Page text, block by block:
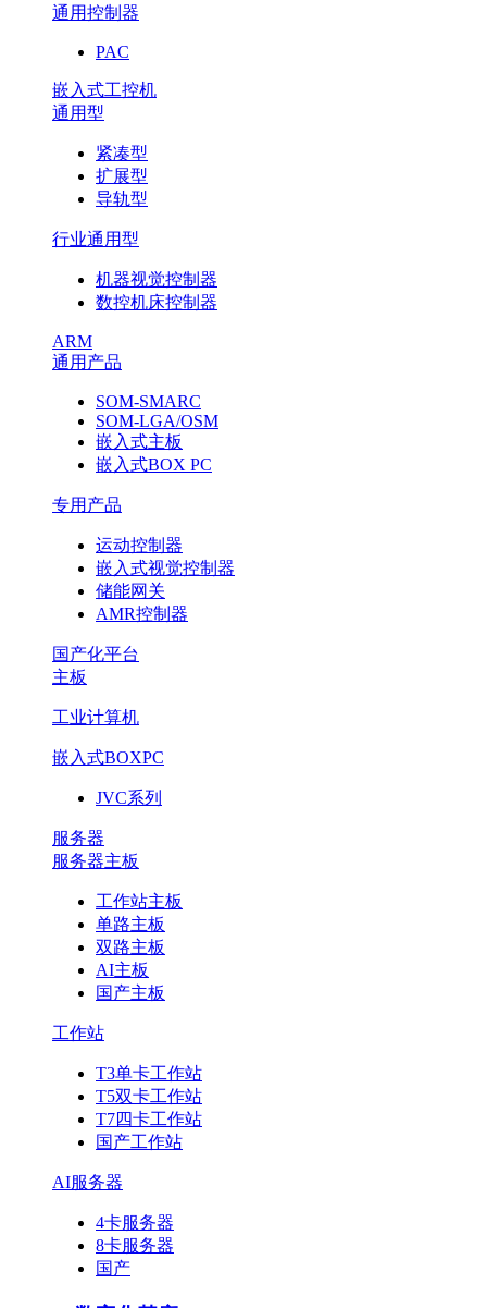
通用控制器
PAC
嵌入式工控机
通用型
紧凑型
扩展型
导轨型
行业通用型
机器视觉控制器
数控机床控制器
ARM
通用产品
SOM-SMARC
SOM-LGA/OSM
嵌入式主板
嵌入式BOX PC
专用产品
运动控制器
嵌入式视觉控制器
储能网关
AMR控制器
国产化平台
主板
工业计算机
嵌入式BOXPC
JVC系列
服务器
服务器主板
工作站主板
单路主板
双路主板
AI主板
国产主板
工作站
T3单卡工作站
T5双卡工作站
T7四卡工作站
国产工作站
AI服务器
4卡服务器
8卡服务器
国产